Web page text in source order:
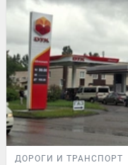
ДОРОГИ И ТРАНСПОРТ